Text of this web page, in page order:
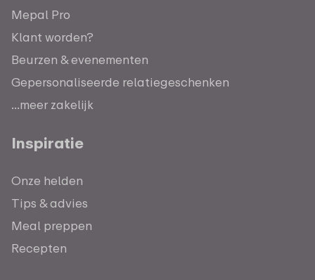
Mepal Pro
Klant worden?
Beurzen & evenementen
Gepersonaliseerde relatiegeschenken
...meer zakelijk
Inspiratie
Onze helden
Tips & advies
Meal preppen
Recepten